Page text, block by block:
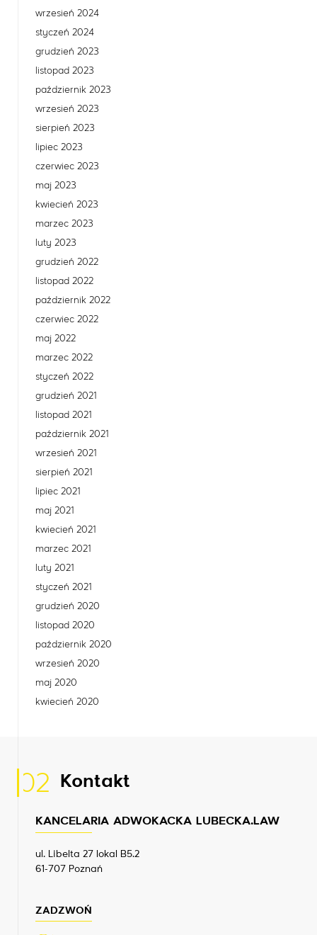
wrzesień 2024
styczeń 2024
grudzień 2023
listopad 2023
październik 2023
wrzesień 2023
sierpień 2023
lipiec 2023
czerwiec 2023
maj 2023
kwiecień 2023
marzec 2023
luty 2023
grudzień 2022
listopad 2022
październik 2022
czerwiec 2022
maj 2022
marzec 2022
styczeń 2022
grudzień 2021
listopad 2021
październik 2021
wrzesień 2021
sierpień 2021
lipiec 2021
maj 2021
kwiecień 2021
marzec 2021
luty 2021
styczeń 2021
grudzień 2020
listopad 2020
październik 2020
wrzesień 2020
maj 2020
kwiecień 2020
02 Kontakt
KANCELARIA ADWOKACKA LUBECKA.LAW
ul. Libelta 27 lokal B5.2
61-707 Poznań
ZADZWOŃ